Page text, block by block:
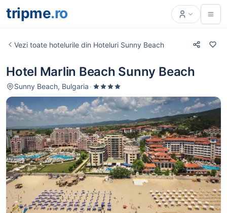
tripme.ro
Vezi toate hotelurile din Hoteluri Sunny Beach
Hotel Marlin Beach Sunny Beach
Sunny Beach, Bulgaria ·